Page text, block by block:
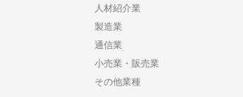
人材紹介業
製造業
通信業
小売業・販売業
その他業種